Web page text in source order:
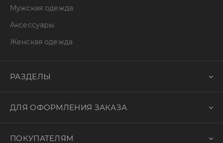
Мужская одежда
Аксессуары
Женская одежда
РАЗДЕЛЫ
ДЛЯ ОФОРМЛЕНИЯ ЗАКАЗА
ПОКУПАТЕЛЯМ